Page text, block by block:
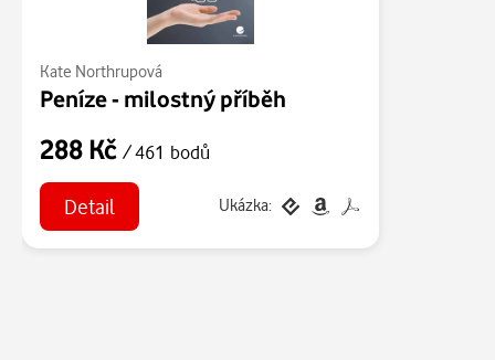
Kate Northrupová
Peníze - milostný příběh
288 Kč / 461 bodů
Detail Ukázka: